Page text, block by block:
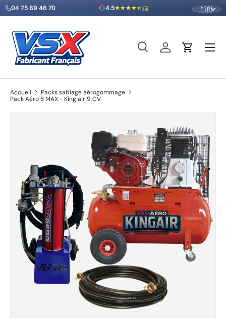
Aller au contenu
04 75 89 46 70 4.5 🇫🇷
Recherche
Type de produit
RechercheSe connecter
Panier
Menu
Accueil
Packs sablage aérogommage
Pack Aéro 8 MAX - King air 9 CV